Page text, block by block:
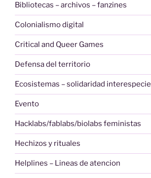
Bibliotecas – archivos – fanzines
Colonialismo digital
Critical and Queer Games
Defensa del territorio
Ecosistemas – solidaridad interespecie
Evento
Hacklabs/fablabs/biolabs feministas
Hechizos y rituales
Helplines – Lineas de atencion